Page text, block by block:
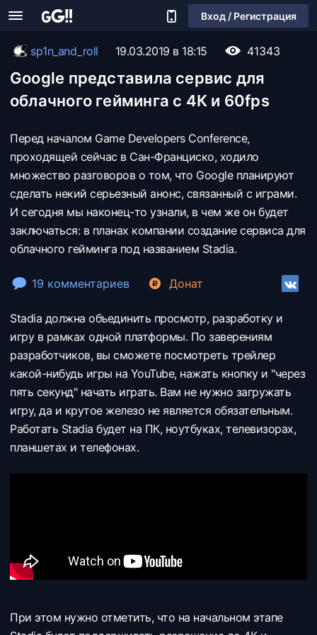
Вход / Регистрация
sp1n_and_roll 19.03.2019 в 18:15 41343
Google представила сервис для
облачного гейминга с 4К и 60fps
Перед началом Game Developers Conference,
проходящей сейчас в Сан-Франциско, ходило
множество разговоров о том, что Google планируют
сделать некий серьезный анонс, связанный с играми.
И сегодня мы наконец-то узнали, в чем же он будет
заключаться: в планах компании создание сервиса для
облачного гейминга под названием Stadia.
19 комментариев Донат
Stadia должна объединить просмотр, разработку и
игру в рамках одной платформы. По заверениям
разработчиков, вы сможете посмотреть трейлер
какой-нибудь игры на YouTube, нажать кнопку и "через
пять секунд" начать играть. Вам не нужно загружать
игру, да и крутое железо не является обязательным.
Работать Stadia будет на ПК, ноутбуках, телевизорах,
планшетах и телефонах.
При этом нужно отметить, что на начальном этапе